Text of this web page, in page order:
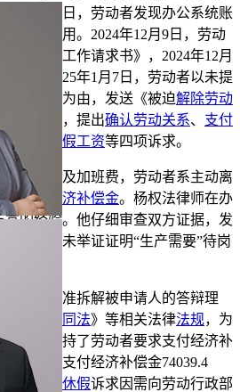
年11月30日，劳动者发现办公系统账
法正常使用。2024年12月9日，劳动
正常参加工作请求书》，2024年12月
书》。2025年1月7日，劳动者以未提
为由，发送《被迫解除劳动
劳动仲裁，提出确认劳动关系、 支付
休 年休假工资等四项诉求。
支付工资及加班费，劳动者系主动离
需支付 经济补偿金。杨权法律师在办
的经验。他仔细审查双方证据，发
矛盾，且未举证证明“生产需要”待岗
法律师精准拆解被申请人的答辩理
劳动合同法》等相关法律法规，为
仲裁委支持了劳动者要求支付经济补
人一次性支付经济补偿金74039.4
未休
年休假诉求因需向劳动行政部